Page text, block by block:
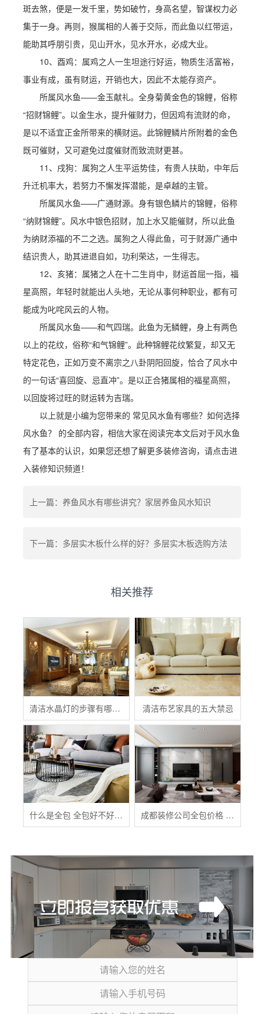
斑去煞，便是一发千里，势如破竹，身高名望，智谋权力必
集于一身。再则，猴属相的人善于交际，而此鱼以红带运，
能助其呼朋引贵，见山开水，见水开水，必成大业。
10、酉鸡：属鸡之人一生坦途行好运，物质生活富裕，
事业有成，虽有财运，开销也大，因此不太能存资产。
所属风水鱼——金玉献礼。全身菊黄金色的锦鲤，俗称
“招财锦鲤”。以金生水，提升催财力，但因鸡有流财的命，
是以不适宜正金所带来的横财运。此锦鲤鳞片所附着的金色
既可催财，又可避免过度催财而致流财更甚。
11、戌狗：属狗之人生平运势佳，有贵人扶助，中年后
升迁机率大，若努力不懈发挥潜能，是卓越的主管。
所属风水鱼——广通财源。身有银色鳞片的锦鲤，俗称
“纳财锦鲤”。风水中银色招财，加上水又能催财，所以此鱼
为纳财添福的不二之选。属狗之人得此鱼，可于财源广通中
结识贵人，助其进退自如，功利荣达，一生得志。
12、亥猪：属猪之人在十二生肖中，财运首屈一指，福
星高照，年轻时就能出人头地，无论从事何种职业，都有可
能成为叱咤风云的人物。
所属风水鱼——和气四瑞。此鱼为无鳞鲤，身上有两色
以上的花纹，俗称“和气锦鲤”。此种锦鲤花纹繁复，却又无
特定花色，正如万变不离宗之八卦阴阳回旋，恰合了风水中
的一句话“喜回旋、忌直冲”。是以正合猪属相的福星高照，
以回旋将过旺的财运转为吉瑞。
以上就是小编为您带来的 常见风水鱼有哪些？如何选择
风水鱼？ 的全部内容，相信大家在阅读完本文后对于风水鱼
有了基本的认识，如果您还想了解更多装修咨询，请点击进
入装修知识频道！
上一篇：养鱼风水有哪些讲究？家居养鱼风水知识
下一篇：多层实木板什么样的好？多层实木板选购方法
相关推荐
清洁水晶灯的步骤有哪些？ 清洁布艺家具的五大禁忌
什么是全包 全包好不好 全包装修注意事项有哪些 成都装修公司全包价格 成都全包装修多少钱一平